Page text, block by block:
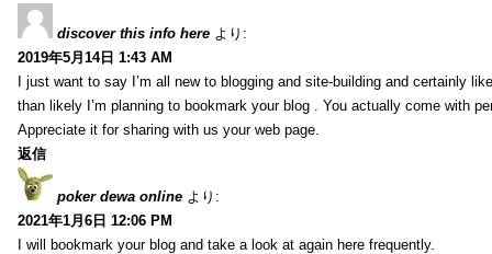
discover this info here より:
2019年5月14日 1:43 AM
I just want to say I’m all new to blogging and site-building and certainly
than likely I’m planning to bookmark your blog . You actually come with
Appreciate it for sharing with us your web page.
返信
poker dewa online より:
2021年1月6日 12:06 PM
I will bookmark your blog and take a look at again here frequently.